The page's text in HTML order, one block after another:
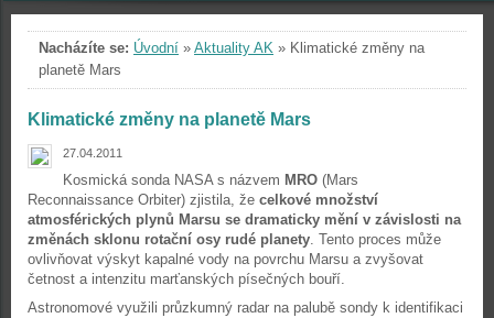
Nacházíte se: Úvodní » Aktuality AK » Klimatické změny na
planetě Mars
Klimatické změny na planetě Mars
27.04.2011
Kosmická sonda NASA s názvem MRO (Mars
Reconnaissance Orbiter) zjistila, že celkové množství
atmosférických plynů Marsu se dramaticky mění v závislosti na
změnách sklonu rotační osy rudé planety. Tento proces může
ovlivňovat výskyt kapalné vody na povrchu Marsu a zvyšovat
četnost a intenzitu marťanských písečných bouří.
Astronomové využili průzkumný radar na palubě sondy k identifikaci